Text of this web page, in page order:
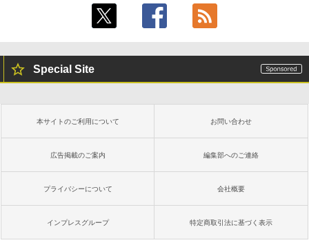
ラインコード版
￥3,200
Robloxギフトカード - 1000 Robux 【限
定バーチャルアイテムを含む】 【オンラ
ラインコード版
Microsoft Office Home & Business 202
ows11、10/mac対応|PC2台
非エンジニア 初心者 素人 でも安心 使い
方 マニュアル AI副業にもコンテンツ作成
にもKindle出版にも！ 非エンジニアのた
￥99
AIイラスト表現辞典: 思い通りの絵を引き
￥480
るさ自動調整、色調調節ライト、12週間
持続バッテリー、広告なし、メタリック
ブラック
￥27,980
ンチディスプレイ、色調調節ライト、12
週間持続バッテリー、広告なし、ブラッ
Amazon Kindle Colorsoft | 16GBストレ
ージ、防水、7インチカラーディスプレ
イ、色調調節ライト、最大8週間持続バッ
テリー、広告無し、ブラック (2025年発
売)
Special Site
本サイトのご利用について お問い合わせ
広告掲載のご案内 編集部へのご連絡
プライバシーについて 会社概要
インプレスグループ 特定商取引法に基づく表示